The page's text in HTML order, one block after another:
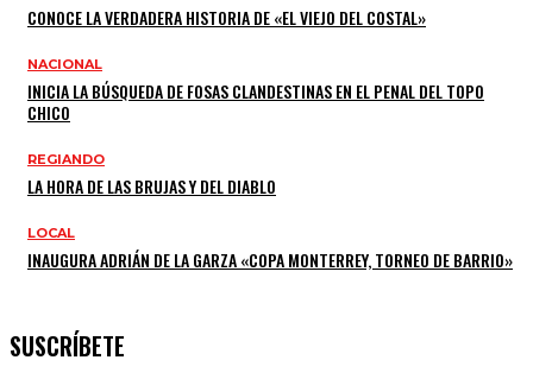
CONOCE LA VERDADERA HISTORIA DE «EL VIEJO DEL COSTAL»
NACIONAL
INICIA LA BÚSQUEDA DE FOSAS CLANDESTINAS EN EL PENAL DEL TOPO
CHICO
REGIANDO
LA HORA DE LAS BRUJAS Y DEL DIABLO
LOCAL
INAUGURA ADRIÁN DE LA GARZA «COPA MONTERREY, TORNEO DE BARRIO»
SUSCRÍBETE